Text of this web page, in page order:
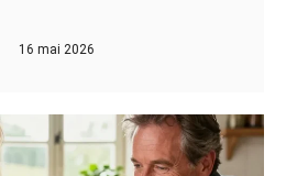
16 mai 2026